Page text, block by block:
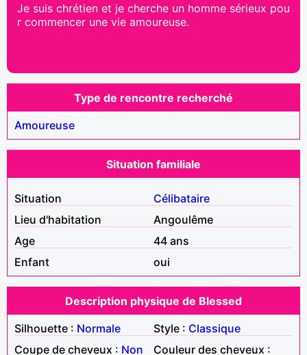
Je suis chrétien et je cherche un homme sérieux pou
r commencer une vie amoureuse.
Type de rencontre recherché
Amoureuse
Situation familiale
Situation
Célibataire
Lieu d'habitation
Angoulême
Age
44 ans
Enfant
oui
Description physique de Blessed
Silhouette : Normale Style : Classique
Coupe de cheveux : Non
Couleur des cheveux :